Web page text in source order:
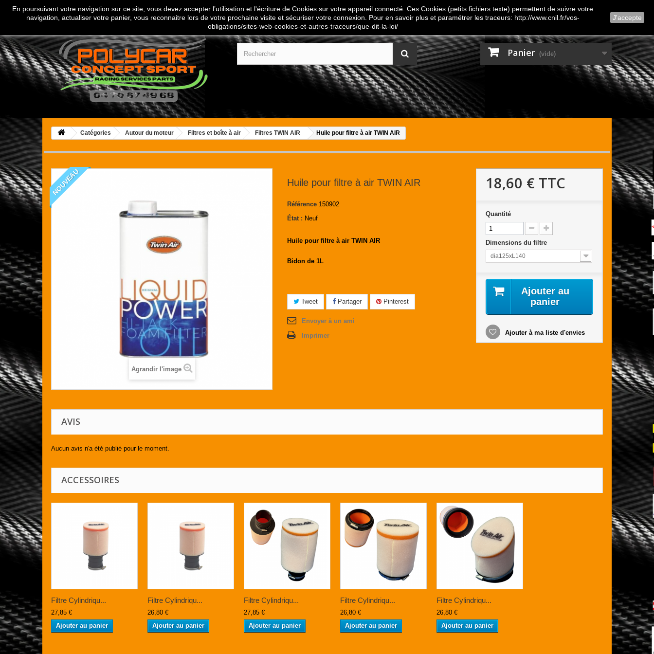
Connexion
Contactez-nous
Appelez-nous au :04 70 67 49 68
Panier (vide)
Catégories Autour du moteur Filtres et boîte à air Filtres TWIN AIR Huile pour filtre à air TWIN AIR
NOUVEAU
Agrandir l'image
Huile pour filtre à air TWIN AIR
Référence 150902
État : Neuf
Huile pour filtre à air TWIN AIR
Bidon de 1L
Tweet Partager Pinterest
Envoyer à un ami
Imprimer
18,60 € TTC
Quantité
Dimensions du filtre
dia125xL140
Ajouter au
panier
Ajouter à ma liste d'envies
AVIS
Aucun avis n'a été publié pour le moment.
ACCESSOIRES
Filtre Cylindriqu...
27,85 €
Ajouter au panier
Filtre Cylindriqu...
26,80 €
Ajouter au panier
Filtre Cylindriqu...
27,85 €
Ajouter au panier
Filtre Cylindriqu...
26,80 €
Ajouter au panier
Filtre Cylindriqu...
26,80 €
Ajouter au panier
En poursuivant votre navigation sur ce site, vous devez accepter l’utilisation et l'écriture de Cookies sur votre appareil connecté. Ces Cookies (petits fichiers texte) permettent de suivre votre
navigation, actualiser votre panier, vous reconnaitre lors de votre prochaine visite et sécuriser votre connexion. Pour en savoir plus et paramétrer les traceurs: http://www.cnil.fr/vos-
obligations/sites-web-cookies-et-autres-traceurs/que-dit-la-loi/
J'accepte